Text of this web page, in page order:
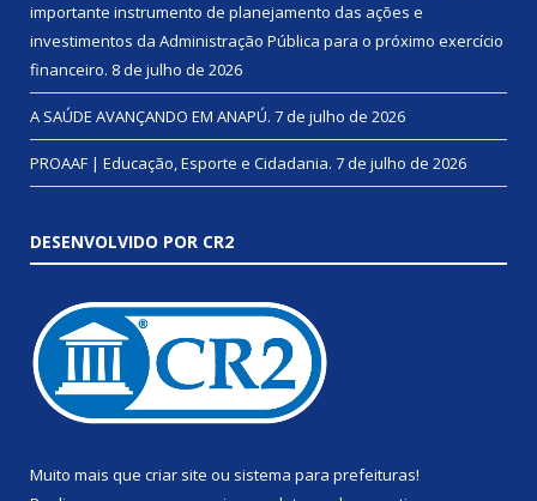
importante instrumento de planejamento das ações e
investimentos da Administração Pública para o próximo exercício
financeiro. 8 de julho de 2026
A SAÚDE AVANÇANDO EM ANAPÚ. 7 de julho de 2026
PROAAF | Educação, Esporte e Cidadania. 7 de julho de 2026
DESENVOLVIDO POR CR2
Muito mais que criar site ou sistema para prefeituras!